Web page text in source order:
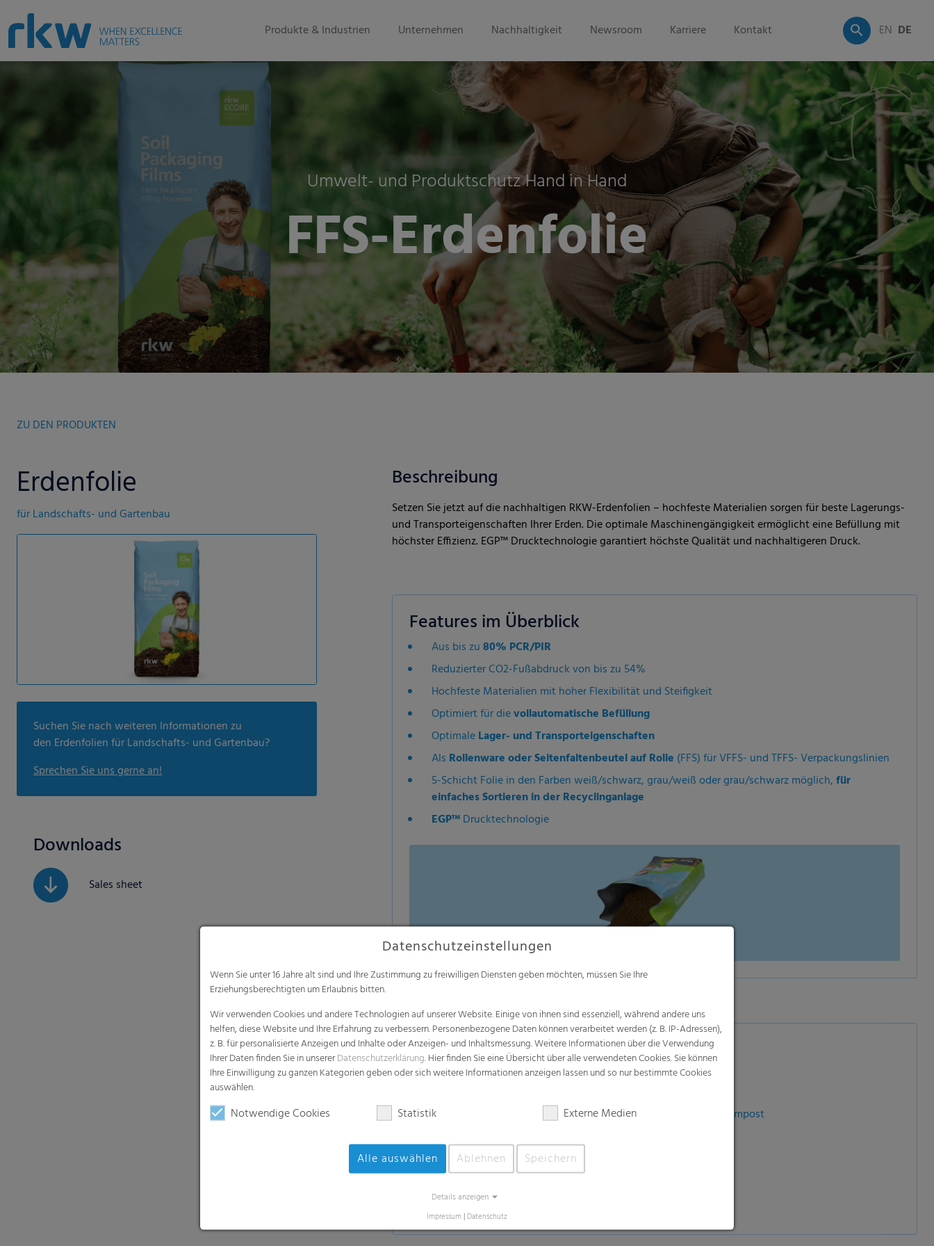
Produkte & Industrien Unternehmen Nachhaltigkeit Newsroom Karriere Kontakt EN DE
Umwelt- und Produktschutz Hand in Hand
FFS-Erdenfolie
ZU DEN PRODUKTEN
Erdenfolie
für Landschafts- und Gartenbau
Suchen Sie nach weiteren Informationen zu
den Erdenfolien für Landschafts- und Gartenbau?
Sprechen Sie uns gerne an!
Downloads
Sales sheet
Beschreibung
Setzen Sie jetzt auf die nachhaltigen RKW-Erdenfolien – hochfeste Materialien sorgen für beste Lagerungs-
und Transporteigenschaften Ihrer Erden. Die optimale Maschinengängigkeit ermöglicht eine Befüllung mit
höchster Effizienz. EGP™ Drucktechnologie garantiert höchste Qualität und nachhaltigeren Druck.
Features im Überblick
Aus bis zu80% PCR/PIR
Reduzierter CO2-Fußabdruck von bis zu 54%
Hochfeste Materialien mit hoher Flexibilität und Steifigkeit
Optimiert für dievollautomatische Befüllung
OptimaleLager- und Transporteigenschaften
Als Rollenware oder Seitenfaltenbeutel auf Rolle (FFS) für VFFS- und TFFS- Verpackungslinien
5-Schicht Folie in den Farben weiß/schwarz, grau/weiß oder grau/schwarz möglich,für
einfaches Sortieren in der Recyclinganlage
EGP™Drucktechnologie
Anwendungen
Für den Gartengebrauch
(Pflanzen, Obst, Gemüse, Kräuter, Bäume…), Mulch, Dünger, Kompost
(Holzschnitzel, Holz-Pellets)
Weitere Möglichkeiten
(Kies, Steine, Substrate)
Datenschutzeinstellungen
Wenn Sie unter 16 Jahre alt sind und Ihre Zustimmung zu freiwilligen Diensten geben möchten, müssen Sie Ihre
Erziehungsberechtigten um Erlaubnis bitten.
Wir verwenden Cookies und andere Technologien auf unserer Website. Einige von ihnen sind essenziell, während andere uns
helfen, diese Website und Ihre Erfahrung zu verbessern. Personenbezogene Daten können verarbeitet werden (z. B. IP-Adressen),
z. B. für personalisierte Anzeigen und Inhalte oder Anzeigen- und Inhaltsmessung. Weitere Informationen über die Verwendung
Ihrer Daten finden Sie in unsererDatenschutzerklärung. Hier finden Sie eine Übersicht über alle verwendeten Cookies. Sie können
Ihre Einwilligung zu ganzen Kategorien geben oder sich weitere Informationen anzeigen lassen und so nur bestimmte Cookies
auswählen.
Notwendige Cookies Statistik Externe Medien
Alle auswählen Ablehnen Speichern
Details anzeigen
Impressum | Datenschutz